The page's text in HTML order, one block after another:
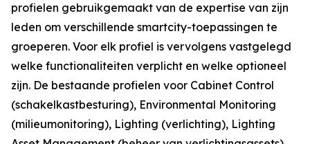
profielen gebruikgemaakt van de expertise van zijn
leden om verschillende smartcity-toepassingen te
groeperen. Voor elk profiel is vervolgens vastgelegd
welke functionaliteiten verplicht en welke optioneel
zijn. De bestaande profielen voor Cabinet Control
(schakelkastbesturing), Environmental Monitoring
(milieumonitoring), Lighting (verlichting), Lighting